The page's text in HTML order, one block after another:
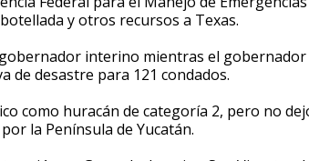
y otros recursos a Texas.
interino mientras el
de desastre para 121 condados.
como huracán de categoría 2, pero no
la Península de Yucatán.